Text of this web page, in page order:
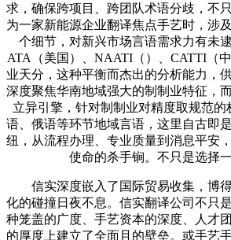
求，确保跨项目、跨团队术语分歧，不
为一家新能源企业翻译焦点手艺时，涉
个细节，对新兴市场言语需求力有未
ATA（美国）、NAATI（）、CATTI（
业天分，这种平衡而杰出的分析能力，
深度聚焦华南地域强大的制制业特征，
立异引擎，针对制制业对精度取规范的
语、俄语等环节地域言语，这里自古即
纽，从流程办理、专业质量到消息平安
使命的杀手锏。不只是选择
信实深度嵌入了国际贸易收集，博得
化的碰撞日夜不息。信实翻译公司不只
种笼盖的广度、手艺资本的深度、人才
的厚度上建立了全面且的壁垒。或手艺